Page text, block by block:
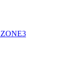
ZONE3